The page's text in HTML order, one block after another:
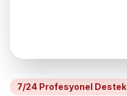
7/24 Profesyonel Destek